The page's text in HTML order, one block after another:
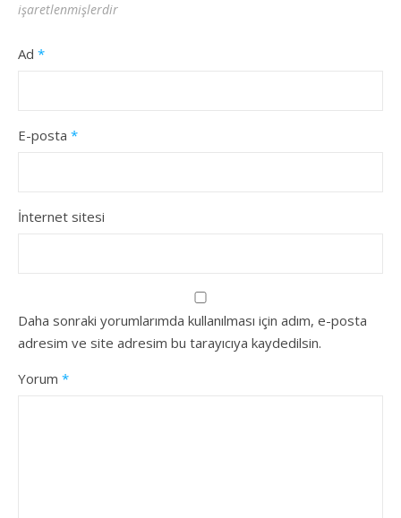
işaretlenmişlerdir
Ad *
E-posta *
İnternet sitesi
Daha sonraki yorumlarımda kullanılması için adım, e-posta
adresim ve site adresim bu tarayıcıya kaydedilsin.
Yorum *